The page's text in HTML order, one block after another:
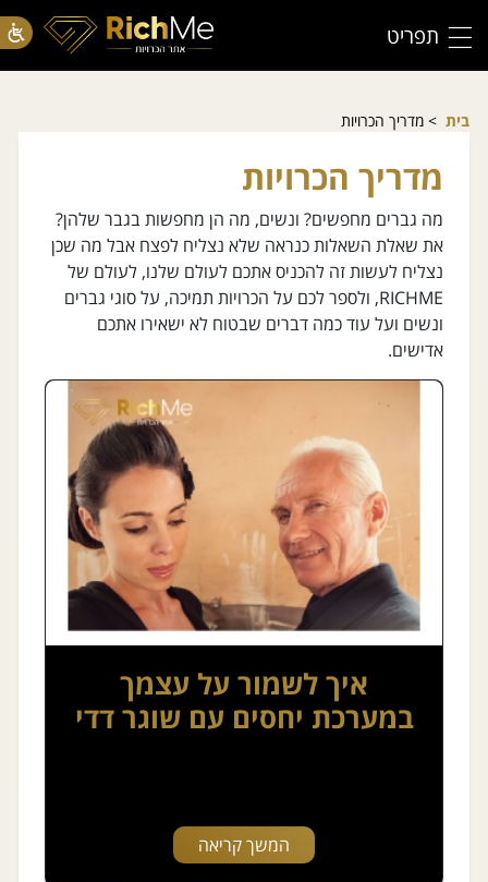
תפריט
בית > מדריך הכרויות
מדריך הכרויות
מה גברים מחפשים? ונשים, מה הן מחפשות בגבר שלהן?
את שאלת השאלות כנראה שלא נצליח לפצח אבל מה שכן
נצליח לעשות זה להכניס אתכם לעולם שלנו, לעולם של
RICHME, ולספר לכם על הכרויות תמיכה, על סוגי גברים
ונשים ועל עוד כמה דברים שבטוח לא ישאירו אתכם
אדישים.
איך לשמור על עצמך
במערכת יחסים עם שוגר דדי
המשך קריאה